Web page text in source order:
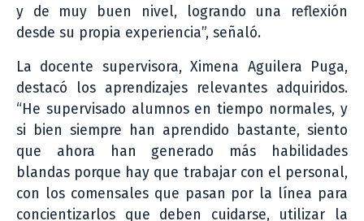
y de muy buen nivel, logrando una reflexión
desde su propia experiencia”, señaló.
La docente supervisora, Ximena Aguilera Puga,
destacó los aprendizajes relevantes adquiridos.
“He supervisado alumnos en tiempo normales, y
si bien siempre han aprendido bastante, siento
que ahora han generado más habilidades
blandas porque hay que trabajar con el personal,
con los comensales que pasan por la línea para
concientizarlos que deben cuidarse, utilizar la